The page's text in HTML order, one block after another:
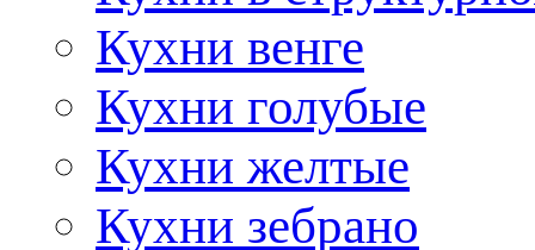
Кухни венге
Кухни голубые
Кухни желтые
Кухни зебрано